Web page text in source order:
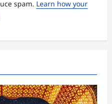
spam. Learn how your